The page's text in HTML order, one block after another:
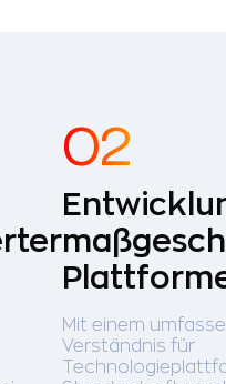
Mit einem
Verständnis für